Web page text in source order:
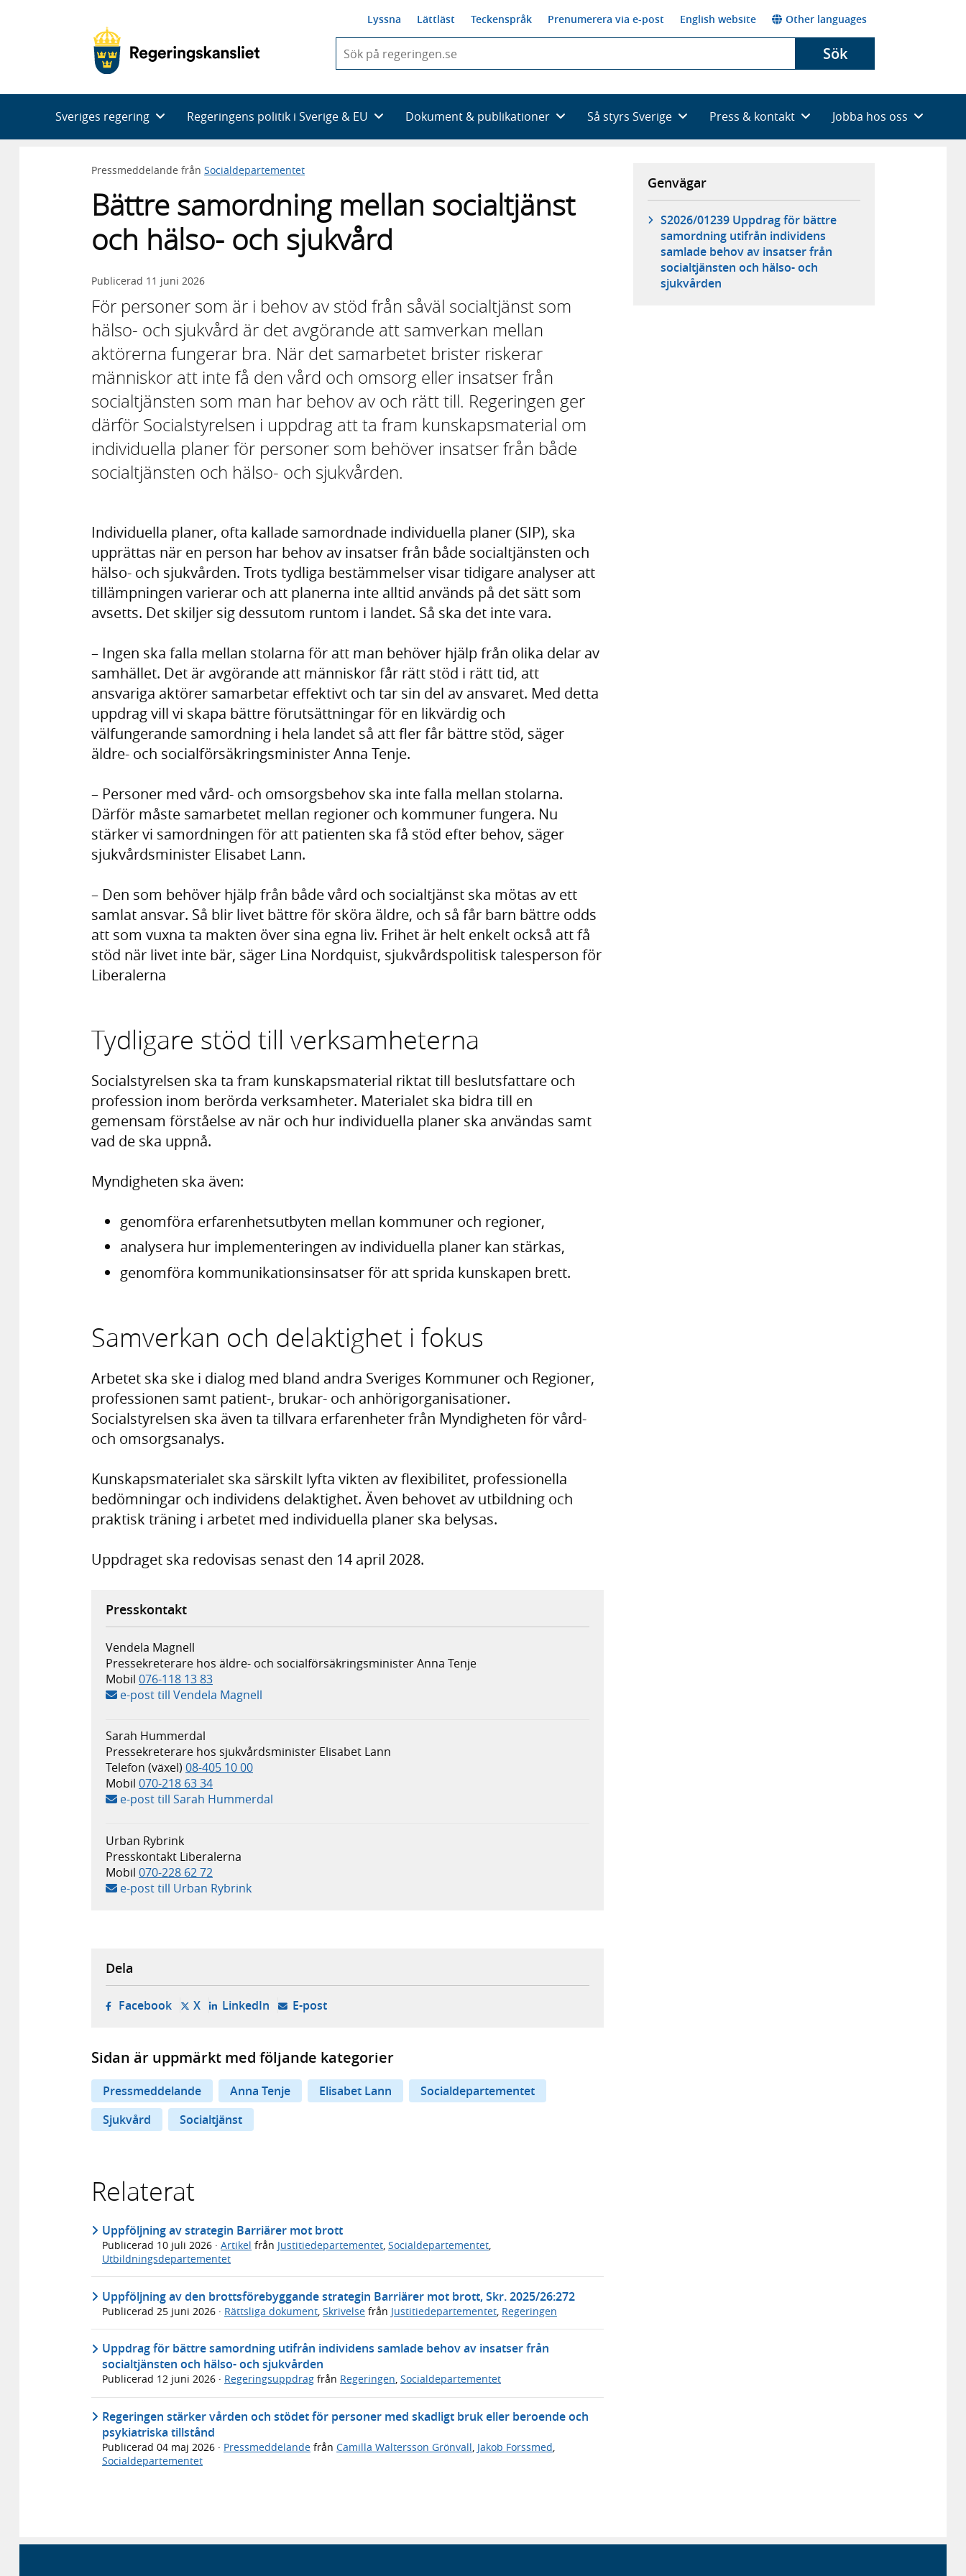
Lyssna Lättläst Teckenspråk Prenumerera via e-post English website Other languages
du
skriva
framträder
en
Sök
Sveriges regering Regeringens politik i Sverige & EU Dokument & publikationer Så styrs Sverige Press & kontakt Jobba hos oss
Pressmeddelande från Socialdepartementet
Bättre samordning mellan socialtjänst
och hälso- och sjukvård
Publicerad 11 juni 2026
För personer som är i behov av stöd från såväl socialtjänst som
hälso- och sjukvård är det avgörande att samverkan mellan
aktörerna fungerar bra. När det samarbetet brister riskerar
människor att inte få den vård och omsorg eller insatser från
socialtjänsten som man har behov av och rätt till. Regeringen ger
därför Socialstyrelsen i uppdrag att ta fram kunskapsmaterial om
individuella planer för personer som behöver insatser från både
socialtjänsten och hälso- och sjukvården.
Individuella planer, ofta kallade samordnade individuella planer (SIP), ska
upprättas när en person har behov av insatser från både socialtjänsten och
hälso- och sjukvården. Trots tydliga bestämmelser visar tidigare analyser att
tillämpningen varierar och att planerna inte alltid används på det sätt som
avsetts. Det skiljer sig dessutom runtom i landet. Så ska det inte vara.
– Ingen ska falla mellan stolarna för att man behöver hjälp från olika delar av
samhället. Det är avgörande att människor får rätt stöd i rätt tid, att
ansvariga aktörer samarbetar effektivt och tar sin del av ansvaret. Med detta
uppdrag vill vi skapa bättre förutsättningar för en likvärdig och
välfungerande samordning i hela landet så att fler får bättre stöd, säger
äldre- och socialförsäkringsminister Anna Tenje.
– Personer med vård- och omsorgsbehov ska inte falla mellan stolarna.
Därför måste samarbetet mellan regioner och kommuner fungera. Nu
stärker vi samordningen för att patienten ska få stöd efter behov, säger
sjukvårdsminister Elisabet Lann.
– Den som behöver hjälp från både vård och socialtjänst ska mötas av ett
samlat ansvar. Så blir livet bättre för sköra äldre, och så får barn bättre odds
att som vuxna ta makten över sina egna liv. Frihet är helt enkelt också att få
stöd när livet inte bär, säger Lina Nordquist, sjukvårdspolitisk talesperson för
Liberalerna
Tydligare stöd till verksamheterna
Socialstyrelsen ska ta fram kunskapsmaterial riktat till beslutsfattare och
profession inom berörda verksamheter. Materialet ska bidra till en
gemensam förståelse av när och hur individuella planer ska användas samt
vad de ska uppnå.
Myndigheten ska även:
genomföra erfarenhetsutbyten mellan kommuner och regioner,
analysera hur implementeringen av individuella planer kan stärkas,
genomföra kommunikationsinsatser för att sprida kunskapen brett.
Samverkan och delaktighet i fokus
Arbetet ska ske i dialog med bland andra Sveriges Kommuner och Regioner,
professionen samt patient-, brukar- och anhörigorganisationer.
Socialstyrelsen ska även ta tillvara erfarenheter från Myndigheten för vård-
och omsorgsanalys.
Kunskapsmaterialet ska särskilt lyfta vikten av flexibilitet, professionella
bedömningar och individens delaktighet. Även behovet av utbildning och
praktisk träning i arbetet med individuella planer ska belysas.
Uppdraget ska redovisas senast den 14 april 2028.
Presskontakt
Vendela Magnell
Pressekreterare hos äldre- och socialförsäkringsminister Anna Tenje
Mobil 076-118 13 83
e-post till Vendela Magnell
Sarah Hummerdal
Pressekreterare hos sjukvårdsminister Elisabet Lann
Telefon (växel) 08-405 10 00
Mobil 070-218 63 34
e-post till Sarah Hummerdal
Urban Rybrink
Presskontakt Liberalerna
Mobil 070-228 62 72
e-post till Urban Rybrink
Genvägar
S2026/01239 Uppdrag för bättre
samordning utifrån individens
samlade behov av insatser från
socialtjänsten och hälso- och
sjukvården
Dela
Facebook- öppnas i ny flik, extern webbplats,
X- öppnas i ny flik, extern webbplats,
LinkedIn- öppnas i ny flik, extern webbplats,
E-post- öppnar din e-postklient,
Sidan är uppmärkt med följande kategorier
Pressmeddelande Anna Tenje Elisabet Lann
Socialdepartementet
Sjukvård
Socialtjänst
Relaterat
Uppföljning av strategin Barriärer mot brott
Publicerad 10 juli 2026 · Artikel från Justitiedepartementet, Socialdepartementet,
Utbildningsdepartementet
Uppföljning av den brottsförebyggande strategin Barriärer mot brott, Skr. 2025/26:272
Publicerad 25 juni 2026 · Rättsliga dokument Skrivelse från Justitiedepartementet Regeringen
Uppdrag för bättre samordning utifrån individens samlade behov av insatser från
socialtjänsten och hälso- och sjukvården
Publicerad 12 juni 2026 · Regeringsuppdrag från Regeringen, Socialdepartementet
Regeringen stärker vården och stödet för personer med skadligt bruk eller beroende och
psykiatriska tillstånd
Publicerad 04 maj 2026 · Pressmeddelande från Camilla Waltersson Grönvall, Jakob Forssmed,
Socialdepartementet